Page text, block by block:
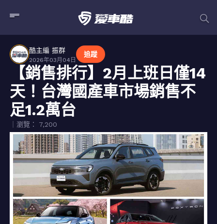
酷主編 振群
2026年03月04日
追蹤
【銷售排行】2月上班日僅14
天！台灣國產車市場銷售不
足1.2萬台
｜瀏覽： 7,200